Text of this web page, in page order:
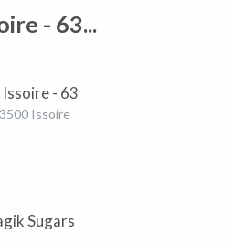
- 63...
- 63
Issoire
Sugars